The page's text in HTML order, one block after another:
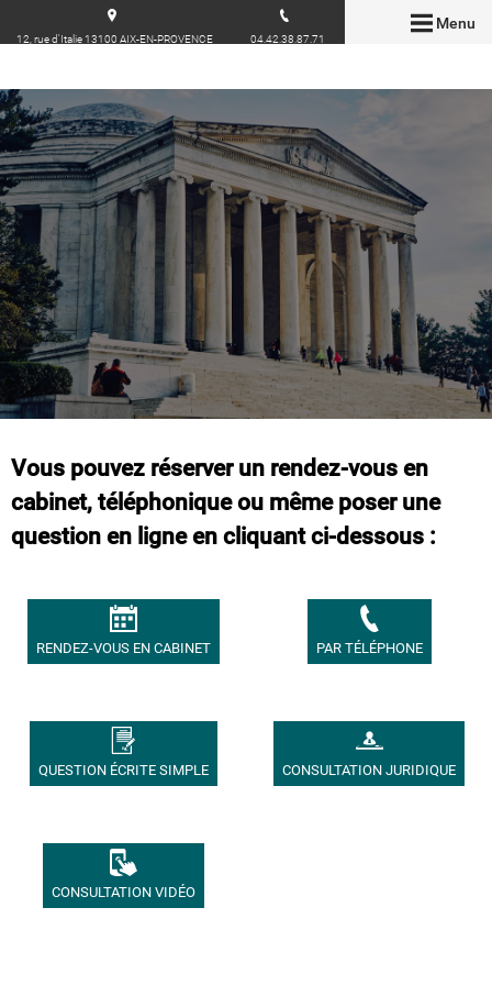
Menu
12, rue d'Italie 13100 AIX-EN-PROVENCE 04.42.38.87.71
Vous pouvez réserver un rendez-vous en
cabinet, téléphonique ou même poser une
question en ligne en cliquant ci-dessous :
RENDEZ-VOUS EN CABINET PAR TÉLÉPHONE
QUESTION ÉCRITE SIMPLE CONSULTATION JURIDIQUE
CONSULTATION VIDÉO